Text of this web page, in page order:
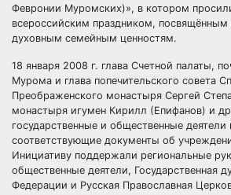
Февронии Муромских)», в котором
всероссийским праздником, посвящённым
духовным семейным ценностям.
18 января 2008 г. глава Счетной палаты,
Мурома и глава попечительского совета
Преображенского монастыря Сергей
монастыря игумен Кирилл (Епифанов) и
государственные и общественные деятели
соответствующие документы об
Инициативу поддержали региональные
общественные деятели, Государственная
Федерации и Русская Православная